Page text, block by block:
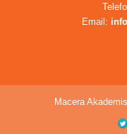
Email:
Macera